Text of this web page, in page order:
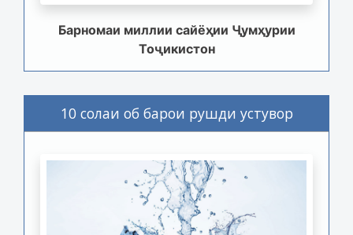
Барномаи миллии сайёҳии Ҷумҳурии
Тоҷикистон
10 солаи об барои рушди устувор